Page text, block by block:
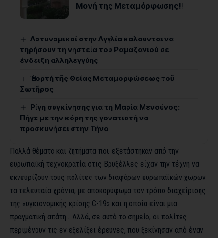
Μονή της Μεταμόρφωσης!!
Αστυνομικοί στην Αγγλία καλούνται να
τηρήσουν τη νηστεία του Ραμαζανιού σε
ένδειξη αλληλεγγύης
Ἡ ἑορτή τῆς Θείας Μεταμορφώσεως τοῦ
Σωτῆρος
Ρίγη συγκίνησης για τη Μαρία Μενούνος:
Πήγε με την κόρη της γονατιστή να
προσκυνήσει στην Τήνο
Πολλά θέματα και ζητήματα που εξετάστηκαν από την
ευρωπαϊκή τεχνοκρατία στις Βρυξέλλες είχαν την τέχνη να
εκνευρίζουν τους πολίτες των διαφόρων ευρωπαϊκών χωρών
τα τελευταία χρόνια, με αποκορύφωμα τον τρόπο διαχείρισης
της «υγειονομικής κρίσης C-19» και η οποία είναι μια
πραγματική απάτη… Αλλά, σε αυτό το σημείο, οι πολίτες
περιμένουν τις εν εξελίξει έρευνες, που ξεκίνησαν από έναν